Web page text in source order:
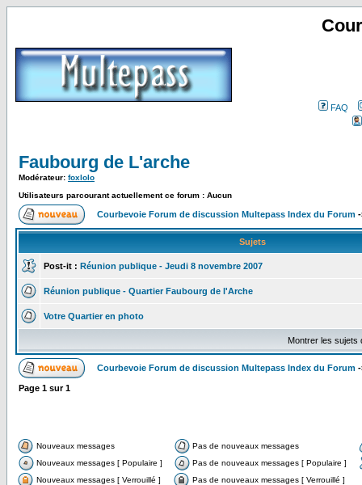
FAQ
Faubourg de L'arche
Modérateur: foxlolo
Utilisateurs parcourant actuellement ce forum : Aucun
Courbevoie Forum de discussion Multepass Index du Forum
Sujets
Post-it : Réunion publique - Jeudi 8 novembre 2007
Réunion publique - Quartier Faubourg de l'Arche
Votre Quartier en photo
Montrer les sujets
Courbevoie Forum de discussion Multepass Index du Forum
Page 1 sur1
Nouveaux messages
Pas de nouveaux messages
Nouveaux messages [ Populaire ]
Pas de nouveaux messages [ Populaire ]
Nouveaux messages [ Verrouillé ]
Pas de nouveaux messages [ Verrouillé ]